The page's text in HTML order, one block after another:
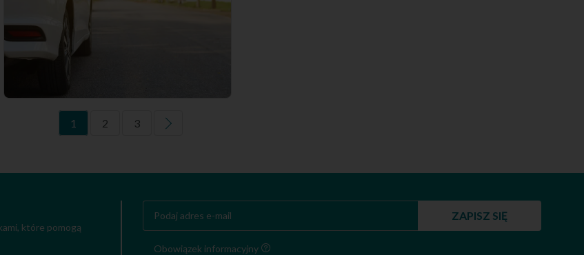
1 2 3
które pomogą
ZAPISZ SIĘ
Obowiązek informacyjny